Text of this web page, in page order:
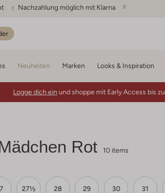
Nachzahlung möglich mit Klarna
Neuheiten Marken Looks & Inspiration
Logge dich ein und shoppe mit Early Access bis zu
Rot 10 items
27½ 28 29 30 31